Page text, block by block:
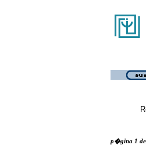
p�gina 1